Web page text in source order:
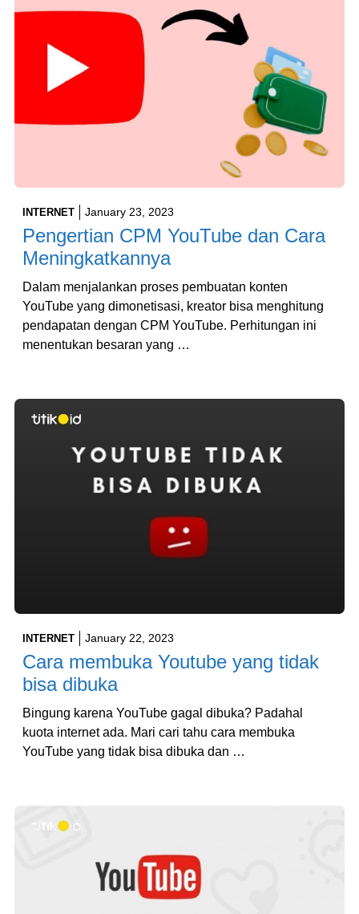
INTERNET January 23, 2023
Pengertian CPM YouTube dan Cara
Meningkatkannya
Dalam menjalankan proses pembuatan konten
YouTube yang dimonetisasi, kreator bisa menghitung
pendapatan dengan CPM YouTube. Perhitungan ini
menentukan besaran yang …
INTERNET January 22, 2023
Cara membuka Youtube yang tidak
bisa dibuka
Bingung karena YouTube gagal dibuka? Padahal
kuota internet ada. Mari cari tahu cara membuka
YouTube yang tidak bisa dibuka dan …